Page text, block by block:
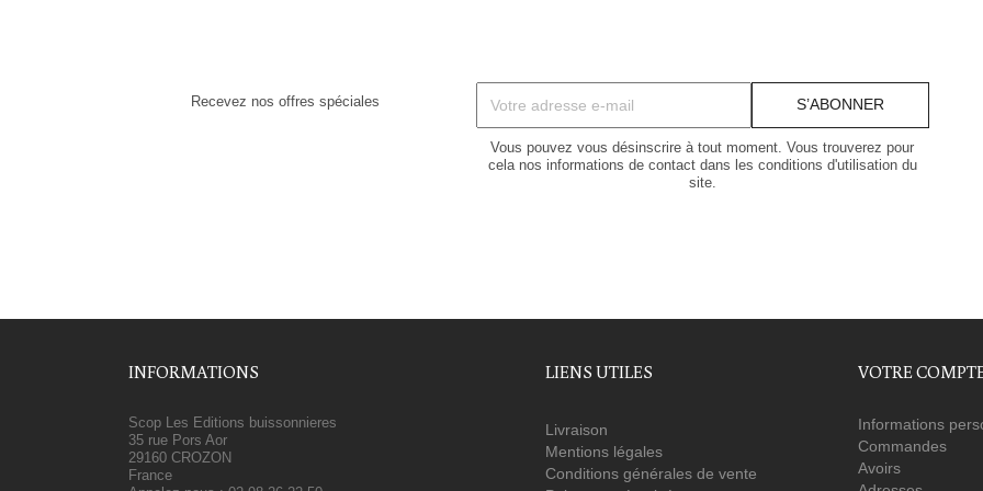
Recevez nos offres spéciales
Vous pouvez vous désinscrire à tout moment. Vous trouverez pour
cela nos informations de contact dans les conditions d'utilisation du
site.
INFORMATIONS
Scop Les Editions buissonnieres
35 rue Pors Aor
29160 CROZON
France
LIENS UTILES
Livraison
Mentions légales
Conditions générales de vente
VOTRE
Informations
Commandes
Avoirs